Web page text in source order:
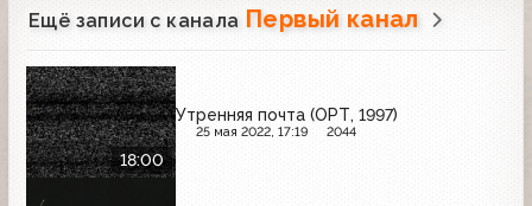
Ещё записи с канала Первый канал
18:00
Утренняя почта (ОРТ, 1997)
25 мая 2022, 17:19 2044